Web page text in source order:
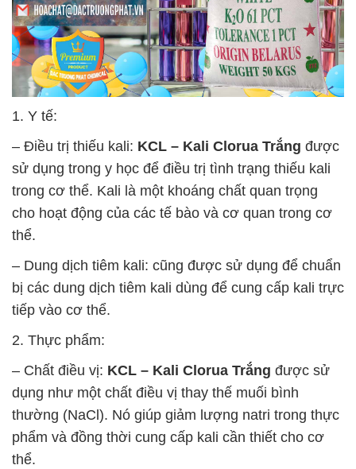
1. Y tế:
– Điều trị thiếu kali: KCL – Kali Clorua Trắng được
sử dụng trong y học để điều trị tình trạng thiếu kali
trong cơ thể. Kali là một khoáng chất quan trọng
cho hoạt động của các tế bào và cơ quan trong cơ
thể.
– Dung dịch tiêm kali: cũng được sử dụng để chuẩn
bị các dung dịch tiêm kali dùng để cung cấp kali trực
tiếp vào cơ thể.
2. Thực phẩm:
– Chất điều vị: KCL – Kali Clorua Trắng được sử
dụng như một chất điều vị thay thế muối bình
thường (NaCl). Nó giúp giảm lượng natri trong thực
phẩm và đồng thời cung cấp kali cần thiết cho cơ
thể.